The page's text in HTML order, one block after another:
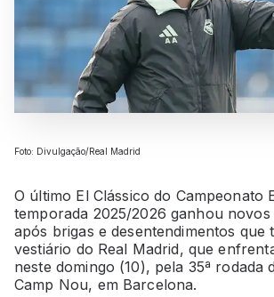
Foto: Divulgação/Real Madrid
O último El Clássico do Campeonato
temporada 2025/2026 ganhou
após brigas e desentendimentos que
vestiário do Real Madrid, que
neste domingo (10), pela 35ª rodada
Camp Nou, em Barcelona.